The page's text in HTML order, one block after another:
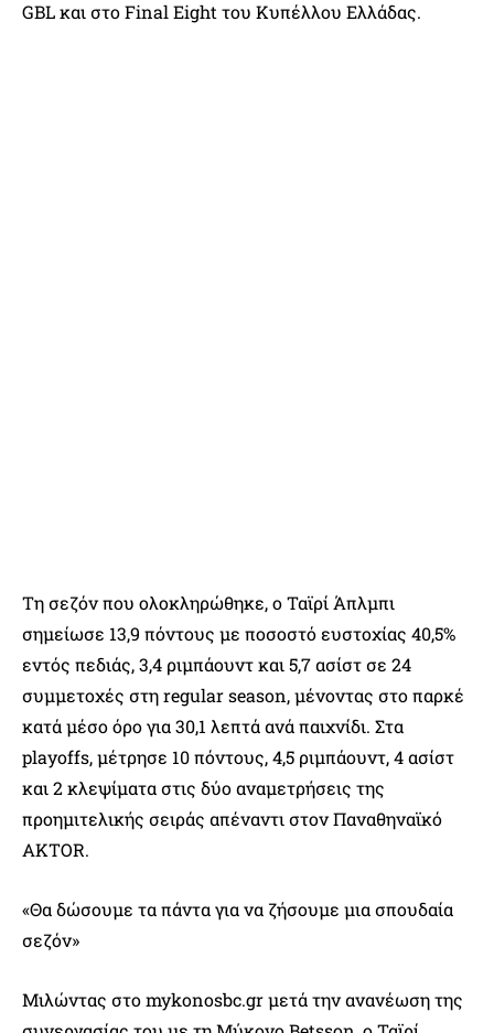
GBL και στο Final Eight του Κυπέλλου Ελλάδας.
Τη σεζόν που ολοκληρώθηκε, ο Ταϊρί Άπλμπι
σημείωσε 13,9 πόντους με ποσοστό ευστοχίας 40,5%
εντός πεδιάς, 3,4 ριμπάουντ και 5,7 ασίστ σε 24
συμμετοχές στη regular season, μένοντας στο παρκέ
κατά μέσο όρο για 30,1 λεπτά ανά παιχνίδι. Στα
playoffs, μέτρησε 10 πόντους, 4,5 ριμπάουντ, 4 ασίστ
και 2 κλεψίματα στις δύο αναμετρήσεις της
προημιτελικής σειράς απέναντι στον Παναθηναϊκό
AKTOR.
«Θα δώσουμε τα πάντα για να ζήσουμε μια σπουδαία
σεζόν»
Μιλώντας στο mykonosbc.gr μετά την ανανέωση της